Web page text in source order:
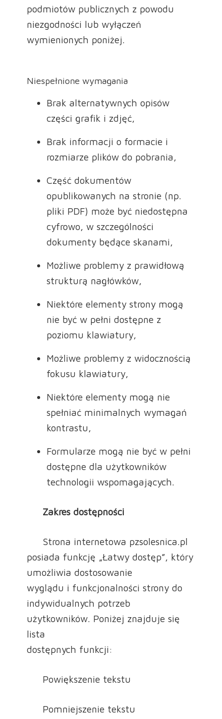
podmiotów publicznych z powodu
niezgodności lub wyłączeń
wymienionych poniżej.
Niespełnione wymagania
Brak alternatywnych opisów
części grafik i zdjęć,
Brak informacji o formacie i
rozmiarze plików do pobrania,
Część dokumentów
opublikowanych na stronie (np.
pliki PDF) może być niedostępna
cyfrowo, w szczególności
dokumenty będące skanami,
Możliwe problemy z prawidłową
strukturą nagłówków,
Niektóre elementy strony mogą
nie być w pełni dostępne z
poziomu klawiatury,
Możliwe problemy z widocznością
fokusu klawiatury,
Niektóre elementy mogą nie
spełniać minimalnych wymagań
kontrastu,
Formularze mogą nie być w pełni
dostępne dla użytkowników
technologii wspomagających.
Zakres dostępności
Strona internetowa pzsolesnica.pl
posiada funkcję „Łatwy dostęp”, który
umożliwia dostosowanie
wyglądu i funkcjonalności strony do
indywidualnych potrzeb
użytkowników. Poniżej znajduje się
lista
dostępnych funkcji:
Powiększenie tekstu
Pomniejszenie tekstu